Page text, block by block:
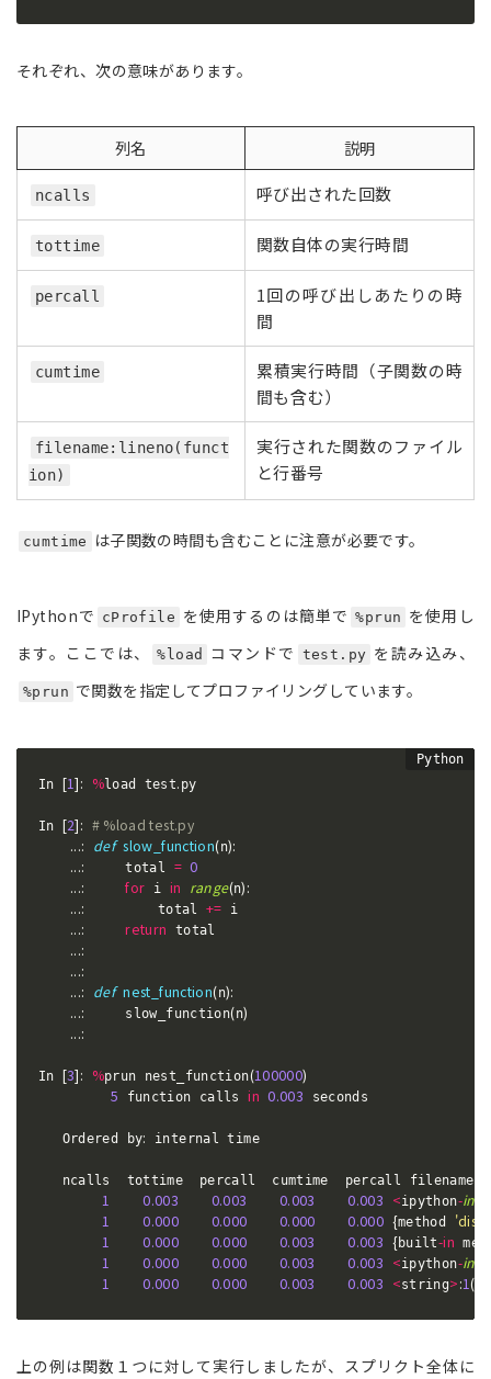
それぞれ、次の意味があります。
列名 説明
ncalls 呼び出された回数
tottime 関数自体の実行時間
percall
1回の呼び出しあたりの時
間
cumtime
累積実行時間（子関数の時
間も含む）
filename:lineno(funct
ion)
実行された関数のファイル
と行番号
cumtime は子関数の時間も含むことに注意が必要です。
IPythonで cProfile を使用するのは簡単で %prun を使用し
ます。ここでは、
%load コマンドで test.py を読み込み、
%prun で関数を指定してプロファイリングしています。
In [1]: %load test. py
In [2]: # %load test.py
...: def slow_function(n):
...:
     total
= 0
...: for i in range(n):
...:
         total
+= i
...: return total
...:
...:
...: def nest_function(n):
...:
     slow_function
(n)
...:
In [3]: %prun nest_function(100000)
5 function calls in 0.003 seconds
   Ordered by
: internal time
   ncalls  tottime  percall  cumtime  percall filename
1 0.003 0.003 0.003 0.003 <ipython-
1
0.000 0.000 0.000 0.000 {method
1
0.000 0.000 0.003 0.003 {built-in
1 0.000 0.000 0.003 0.003 <ipython-
1
0.000 0.000 0.003 0.003 <string>:1(
上の例は関数１つに対して実行しましたが、スプリクト全体に